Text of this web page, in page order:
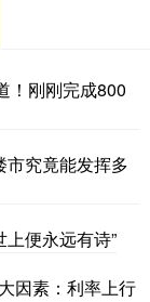
！刚刚完成800
究竟能发挥多
便永远有诗”
因素：利率上行